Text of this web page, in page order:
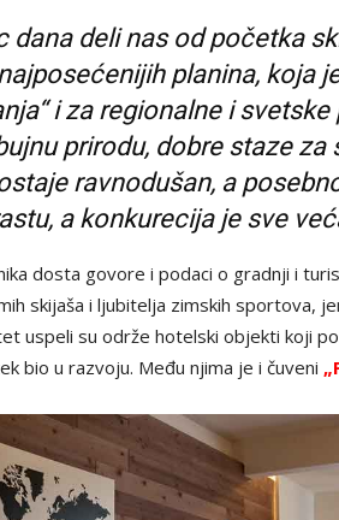
dana deli nas od početka
planina, koja
i za regionalne i
prirodu, dobre staze
ravnodušan, a
a konkurecija je sve
dosta govore i podaci o gradnji i
skijaša i ljubitelja zimskih sportova,
uspeli su održe hotelski objekti koji
bio u razvoju. Među njima je i čuveni